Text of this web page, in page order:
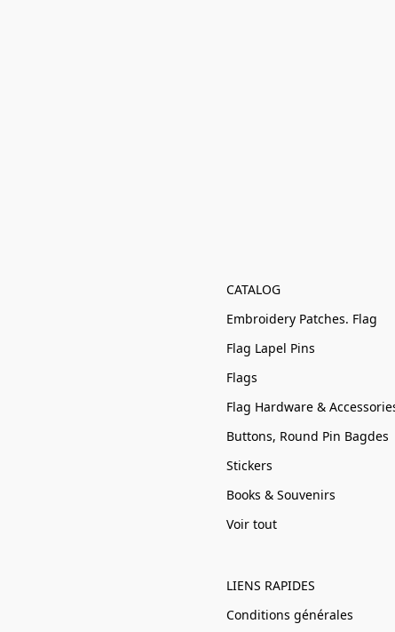
CATALOG
Embroidery Patches. Flag
Flag Lapel Pins
Flags
Flag Hardware &
Buttons, Round Pin Bagdes
Stickers
Books & Souvenirs
Voir tout
LIENS RAPIDES
Conditions générales